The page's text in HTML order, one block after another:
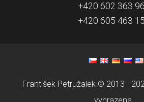
+420 602 363
+420 605 463
František Petružalek © 2013 -